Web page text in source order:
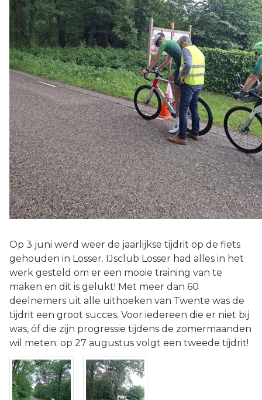
Op 3 juni werd weer de jaarlijkse tijdrit op de fiets
gehouden in Losser. IJsclub Losser had alles in het
werk gesteld om er een mooie training van te
maken en dit is gelukt! Met meer dan 60
deelnemers uit alle uithoeken van Twente was de
tijdrit een groot succes. Voor iedereen die er niet bij
was, óf die zijn progressie tijdens de zomermaanden
wil meten: op 27 augustus volgt een tweede tijdrit!